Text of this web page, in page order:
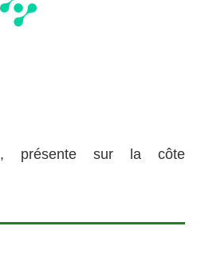
, présente sur la côte